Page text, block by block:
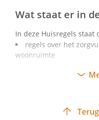
giet geen
(frituur)vet, olie,
stoffen door de
maak dit
Wat staat er in
In deze Huisregels staat
regels over het
woonruimte
regels over het
gemeenschappelijke
moeten houden